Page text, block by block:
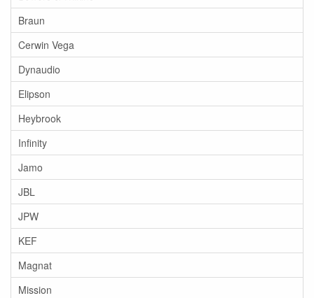
Braun
Cerwin Vega
Dynaudio
Elipson
Heybrook
Infinity
Jamo
JBL
JPW
KEF
Magnat
Mission